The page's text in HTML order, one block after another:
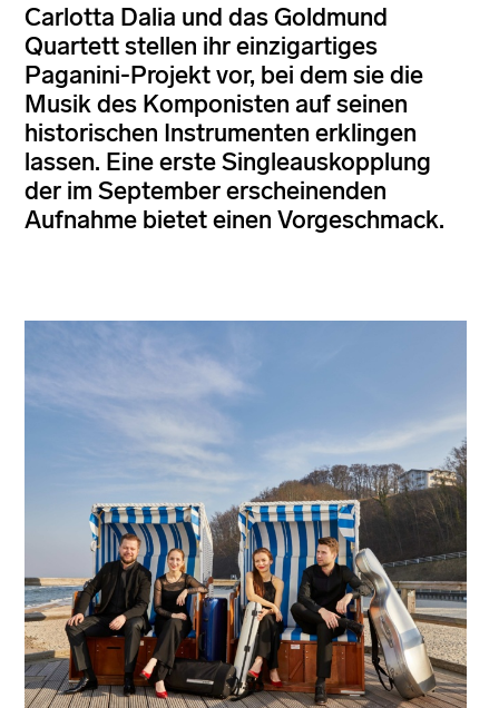
Carlotta Dalia und das Goldmund
Quartett stellen ihr einzigartiges
Paganini-Projekt vor, bei dem sie die
Musik des Komponisten auf seinen
historischen Instrumenten erklingen
lassen. Eine erste Singleauskopplung
der im September erscheinenden
Aufnahme bietet einen Vorgeschmack.